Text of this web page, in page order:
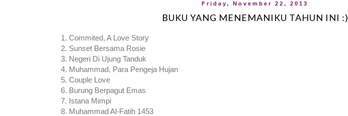
Friday, November 22, 2013
BUKU YANG MENEMANIKU TAHUN INI :)
1. Commited, A Love Story
2. Sunset Bersama Rosie
3. Negeri Di Ujung Tanduk
4. Muhammad, Para Pengeja Hujan
5. Couple Love
6. Burung Berpagut Emas
7. Istana Mimpi
8. Muhammad Al-Fatih 1453